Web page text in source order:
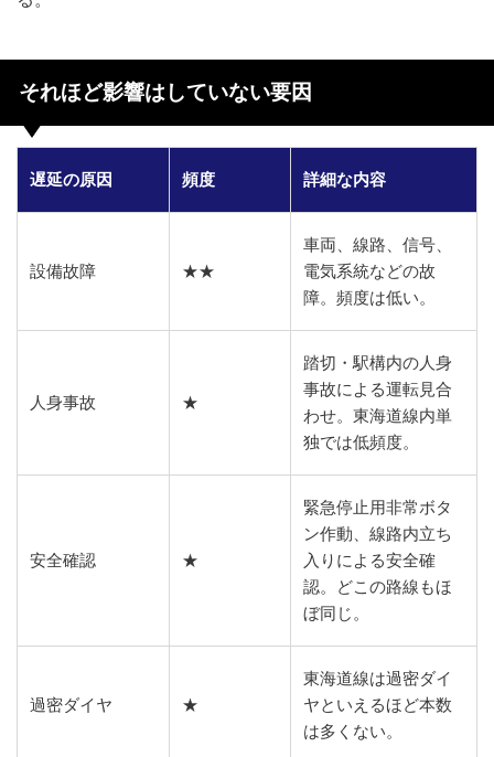
それほど影響はしていない要因
遅延の原因 頻度 詳細な内容
設備故障 ★★
車両、線路、信号、
電気系統などの故
障。頻度は低い。
人身事故 ★
踏切・駅構内の人身
事故による運転見合
わせ。東海道線内単
独では低頻度。
安全確認 ★
緊急停止用非常ボタ
ン作動、線路内立ち
入りによる安全確
認。どこの路線もほ
ぼ同じ。
過密ダイヤ ★
東海道線は過密ダイ
ヤといえるほど本数
は多くない。